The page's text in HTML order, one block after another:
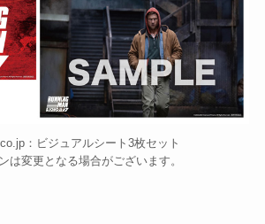
：ビジュアルシート3枚セット
は変更となる場合がございます。